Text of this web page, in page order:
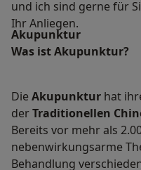
und ich sind gerne für
Ihr Anliegen.
Akupunktur
Was ist Akupunktur?
Die Akupunktur hat
derTraditionellen
Bereits vor mehr als
nebenwirkungsarme
Behandlung